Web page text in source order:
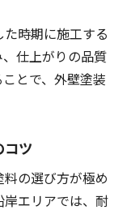
時期に施工する
仕上がりの品質
とで、外壁塗装
コツ
の選び方が極め
岸エリアでは、耐